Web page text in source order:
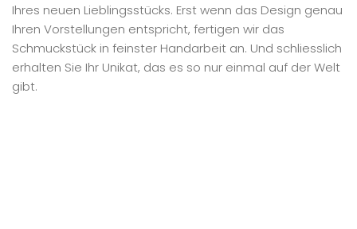
Ihres neuen Lieblingsstücks. Erst wenn das Design genau
Ihren Vorstellungen entspricht, fertigen wir das
Schmuckstück in feinster Handarbeit an. Und schliesslich
erhalten Sie Ihr Unikat, das es so nur einmal auf der Welt
gibt.